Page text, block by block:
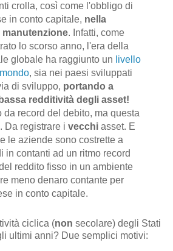
crolla, così come l'obbligo di
in conto capitale, nella
. Infatti, come
lo scorso anno, l'era della
globale ha raggiunto un livello
, sia nei paesi sviluppati
di sviluppo, portando a
redditività degli asset!
da record del debito, ma questa
Da registrare i vecchiasset. E
le aziende sono costrette a
in contanti ad un ritmo record
reddito fisso in un ambiente
meno denaro contante per
in conto capitale.
ciclica (non secolare) degli Stati
ultimi anni? Due semplici motivi: